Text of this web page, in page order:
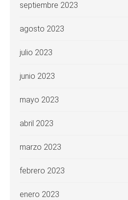
septiembre 2023
agosto 2023
julio 2023
junio 2023
mayo 2023
abril 2023
marzo 2023
febrero 2023
enero 2023